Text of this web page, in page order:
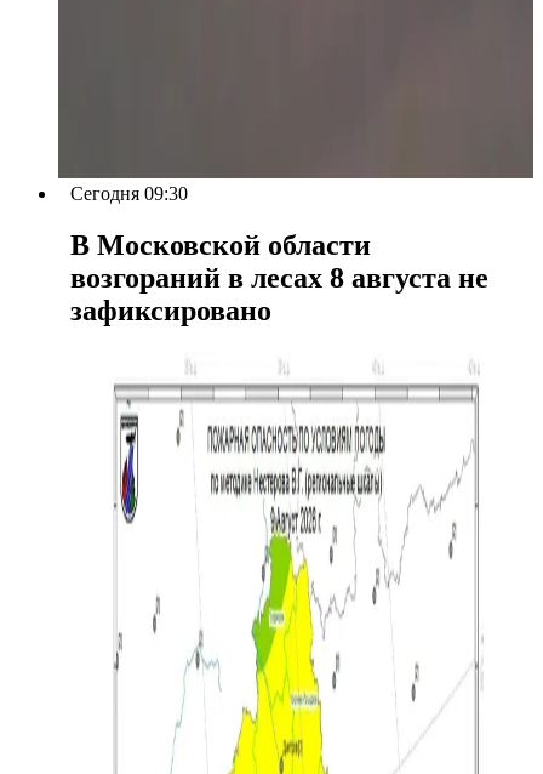
Сегодня 09:30
В Московской области
возгораний в лесах 8 августа не
зафиксировано